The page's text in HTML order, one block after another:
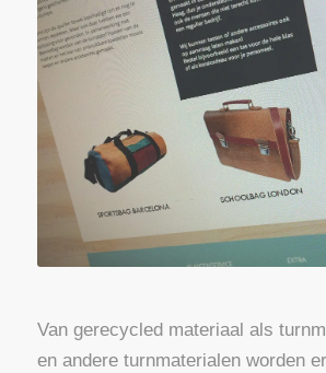
Van gerecycled materiaal als
en andere turnmaterialen worden